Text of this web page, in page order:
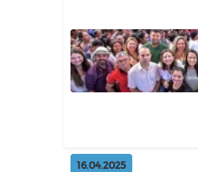
Arraiá da
celebra tradição,
16.04.2025